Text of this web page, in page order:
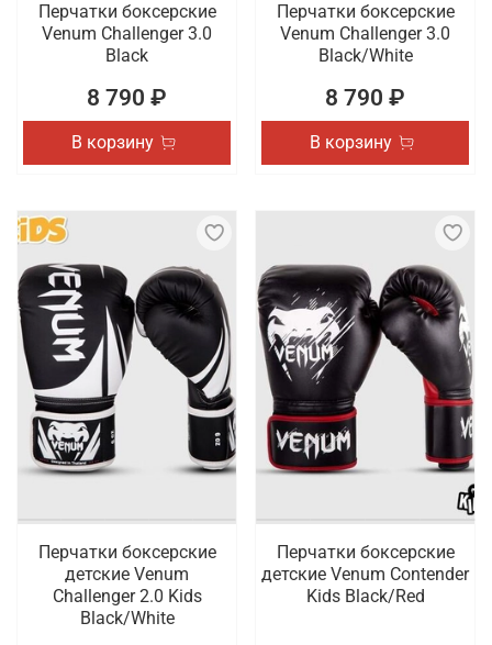
Перчатки боксерские
Venum Challenger 3.0
Black
8 790 ₽
В корзину
Перчатки боксерские
Venum Challenger 3.0
Black/White
8 790 ₽
В корзину
Перчатки боксерские
детские Venum
Challenger 2.0 Kids
Black/White
Перчатки боксерские
детские Venum Contender
Kids Black/Red